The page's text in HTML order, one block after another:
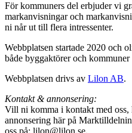
För kommuners del erbjuder vi
markanvisningar och
ni når ut till flera intressenter.
Webbplatsen startade 2020 och
både byggaktörer och
Webbplatsen drivs av Lilon AB.
Kontakt & annonsering:
Vill ni komma i kontakt med oss,
annonsering här på